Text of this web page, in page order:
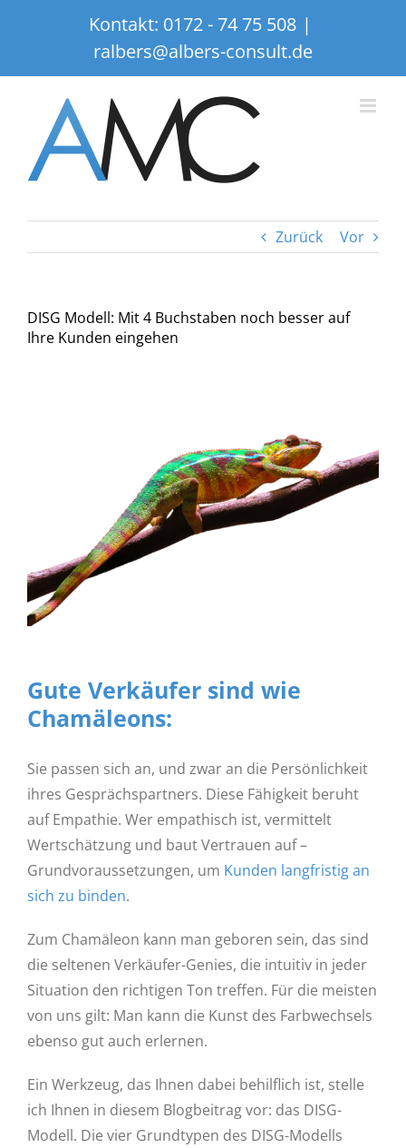
Kontakt: 0172 - 74 75 508 |
ralbers@albers-consult.de
Zurück Vor
DISG Modell: Mit 4 Buchstaben noch besser auf
Ihre Kunden eingehen
Gute Verkäufer sind wie
Chamäleons:
Sie passen sich an, und zwar an die Persönlichkeit
ihres Gesprächspartners. Diese Fähigkeit beruht
auf Empathie. Wer empathisch ist, vermittelt
Wertschätzung und baut Vertrauen auf –
Grundvoraussetzungen, um Kunden langfristig an
sich zu binden.
Zum Chamäleon kann man geboren sein, das sind
die seltenen Verkäufer-Genies, die intuitiv in jeder
Situation den richtigen Ton treffen. Für die meisten
von uns gilt: Man kann die Kunst des Farbwechsels
ebenso gut auch erlernen.
Ein Werkzeug, das Ihnen dabei behilflich ist, stelle
ich Ihnen in diesem Blogbeitrag vor: das DISG-
Modell. Die vier Grundtypen des DISG-Modells